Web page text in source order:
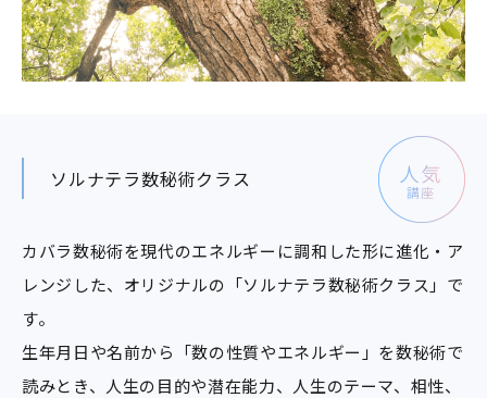
ソルナテラ数秘術クラス
カバラ数秘術を現代のエネルギーに調和した形に進化・ア
レンジした、オリジナルの「ソルナテラ数秘術クラス」で
す。
生年月日や名前から「数の性質やエネルギー」を数秘術で
読みとき、人生の目的や潜在能力、人生のテーマ、相性、